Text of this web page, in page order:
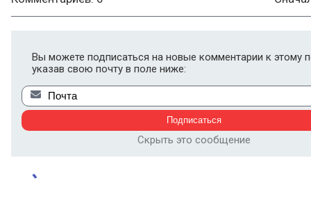
Вы можете подписаться на новые комментарии к этому
указав свою почту в поле ниже:
Скрыть это сообщение